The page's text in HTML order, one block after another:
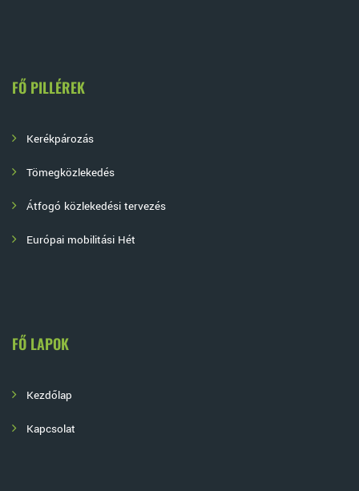
FŐ PILLÉREK
Kerékpározás
Tömegközlekedés
Átfogó közlekedési tervezés
Európai mobilitási Hét
FŐ LAPOK
Kezdőlap
Kapcsolat